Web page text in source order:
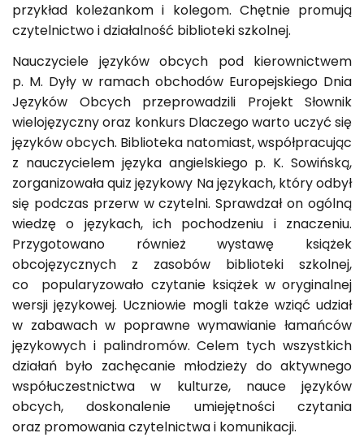
przykład koleżankom i kolegom. Chętnie promują
czytelnictwo i działalność biblioteki szkolnej.
Nauczyciele języków obcych pod kierownictwem
p. M. Dyły w ramach obchodów Europejskiego Dnia
Języków Obcych przeprowadzili Projekt Słownik
wielojęzyczny oraz konkurs Dlaczego warto uczyć się
języków obcych. Biblioteka natomiast, współpracując
z nauczycielem języka angielskiego p. K. Sowińską,
zorganizowała quiz językowy Na językach, który odbył
się podczas przerw w czytelni. Sprawdzał on ogólną
wiedzę o językach, ich pochodzeniu i znaczeniu.
Przygotowano również wystawę książek
obcojęzycznych z zasobów biblioteki szkolnej,
co popularyzowało czytanie książek w oryginalnej
wersji językowej. Uczniowie mogli także wziąć udział
w zabawach w poprawne wymawianie łamańców
językowych i palindromów. Celem tych wszystkich
działań było zachęcanie młodzieży do aktywnego
współuczestnictwa w kulturze, nauce języków
obcych, doskonalenie umiejętności czytania
oraz promowania czytelnictwa i komunikacji.